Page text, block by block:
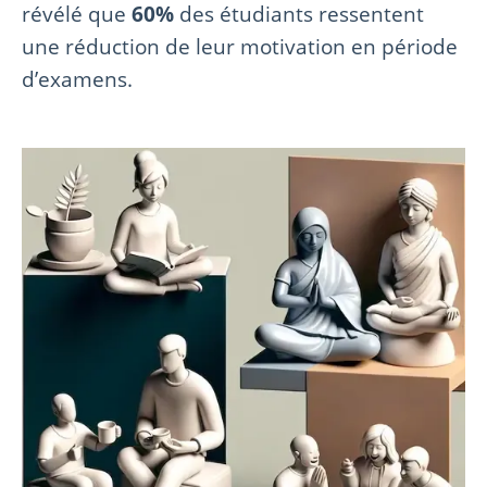
révélé que 60% des étudiants ressentent
une réduction de leur motivation en période
d’examens.